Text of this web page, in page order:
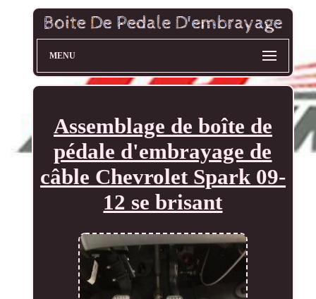
MENU
Assemblage de boîte de
pédale d'embrayage de
câble Chevrolet Spark 09-
12 se brisant